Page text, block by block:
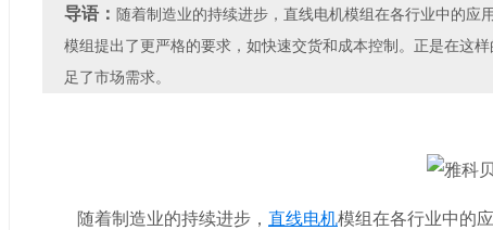
导语： 随着制造业的持续进步，直线电机模组在各行业中的
模组提出了更严格的要求，如快速交货和成本控制。正是在这
足了市场需求。
随着制造业的持续进步， 直线电机模组在各行业中的